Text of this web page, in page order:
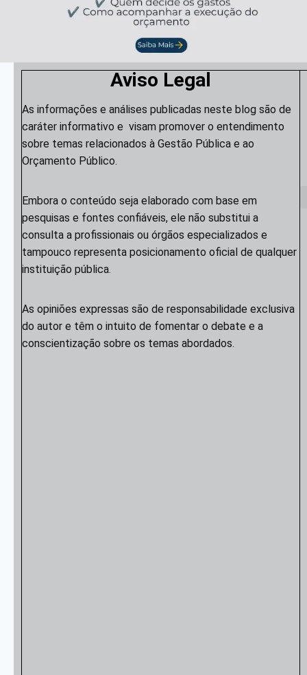
Aviso Legal
As informações e análises publicadas neste blog são de
caráter informativo e visam promover o entendimento
sobre temas relacionados à Gestão Pública e ao
Orçamento Público.
Embora o conteúdo seja elaborado com base em
pesquisas e fontes confiáveis, ele não substitui a
consulta a profissionais ou órgãos especializados e
tampouco representa posicionamento oficial de qualquer
instituição pública.
As opiniões expressas são de responsabilidade exclusiva
do autor e têm o intuito de fomentar o debate e a
conscientização sobre os temas abordados.